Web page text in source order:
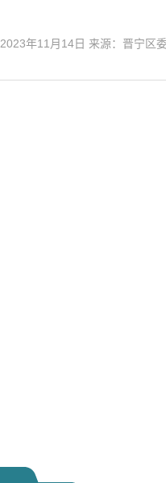
2023年11月14日 来源：晋宁